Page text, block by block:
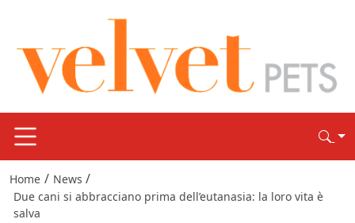
Home / News /
Due cani si abbracciano prima dell’eutanasia: la loro vita è
salva